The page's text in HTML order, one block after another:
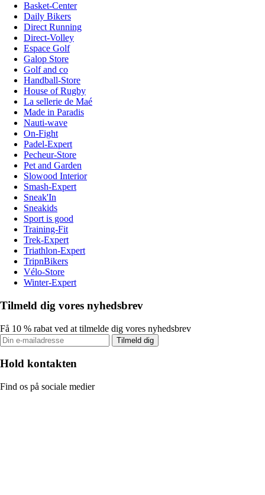
Basket-Center
Daily Bikers
Direct Running
Direct-Volley
Espace Golf
Galop Store
Golf and co
Handball-Store
House of Rugby
La sellerie de Maé
Made in Paradis
Nauti-wave
On-Fight
Padel-Expert
Pecheur-Store
Pet and Garden
Slowood Interior
Smash-Expert
Sneak'In
Sneakids
Sport is good
Training-Fit
Trek-Expert
Triathlon-Expert
TripnBikers
Vélo-Store
Winter-Expert
Tilmeld dig vores nyhedsbrev
Få 10 % rabat ved at tilmelde dig vores nyhedsbrev
Tilmeld dig
Hold kontakten
Find os på sociale medier